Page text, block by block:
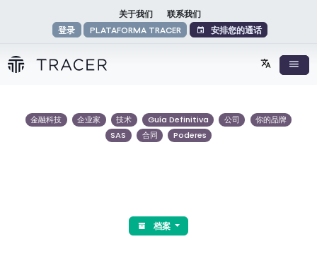
关于我们
联系我们
登录
PLATAFORMA TRACER 安排您的通话
金融科技 企业家 技术 Guía Definitiva 公司
你的品牌
SAS
合同 Poderes
档案